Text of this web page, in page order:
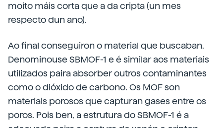
moito máis corta que a da cripta (un mes
respecto dun ano).
Ao final conseguiron o material que buscaban.
Denominouse SBMOF-1 e é similar aos materiais
utilizados paira absorber outros contaminantes
como o dióxido de carbono. Os MOF son
materiais porosos que capturan gases entre os
poros. Pois ben, a estrutura do SBMOF-1 é a